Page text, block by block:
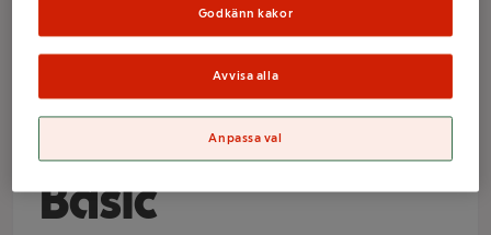
Sked Trä 25-p ICA
Basic
Sortimentet kan variera mellan butikerna
Godkänn kakor
Avvisa alla
Anpassa val